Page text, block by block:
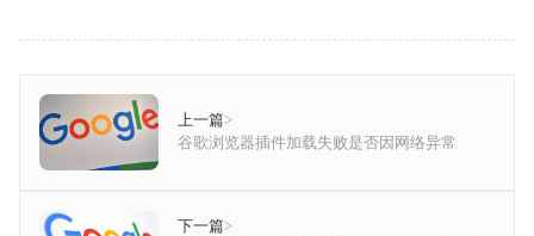
上一篇>
谷歌浏览器插件加载失败是否因网络异常
下一篇>